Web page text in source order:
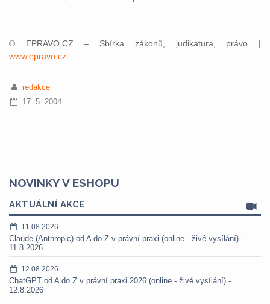
© EPRAVO.CZ – Sbírka zákonů, judikatura, právo |
www.epravo.cz
redakce
17. 5. 2004
NOVINKY V ESHOPU
AKTUÁLNÍ AKCE
11.08.2026
Claude (Anthropic) od A do Z v právní praxi (online - živé vysílání) -
11.8.2026
12.08.2026
ChatGPT od A do Z v právní praxi 2026 (online - živé vysílání) -
12.8.2026